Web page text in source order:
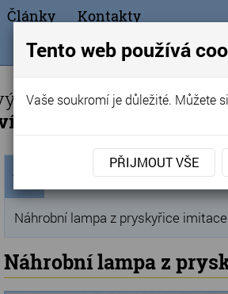
Články
Kontakty
obchod
Dvořák - Telč
stránka
Produkty » Hřbitovní
Náhrobní lampa z pryskyřice
Náhrobní lampa z
Tento web používá
Vaše soukromí je důležité. Můžete
PŘIJMOUT VŠE